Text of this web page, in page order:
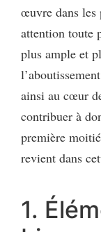
œuvre dans les
attention toute
plus ample et
ainsi au cœur
contribuer à
première
revient dans
1.